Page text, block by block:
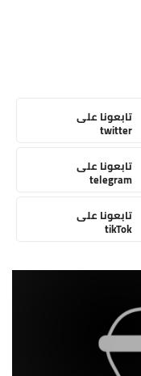
تابعونا على
twitter
تابعونا على
telegram
تابعونا على
tikTok